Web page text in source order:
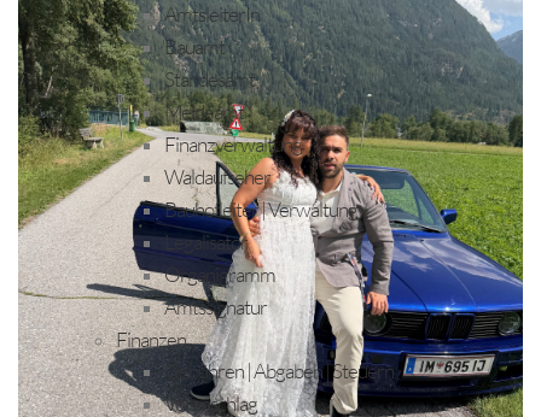
AmtsleiterIn
Bauamt
Standesamt
Meldeamt
Finanzverwaltung
Waldaufseher
Bauhofleiter | Verwaltung
Legalisator
Organigramm
Amtssignatur
Finanzen
Gebühren | Abgaben | Steuern
Voranschlag